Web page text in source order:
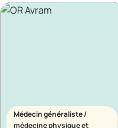
Médecin généraliste /
médecine physique et